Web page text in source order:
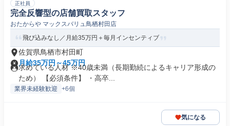
正社員
完全反響型の店舗買取スタッフ
おたからや マックスバリュ鳥栖村田店
飛び込みなし／月給35万円＋毎月インセンティブ
佐賀県鳥栖市村田町
月給35万円～45万円
求めている人材 ※40歳未満（長期勤続によるキャリア形成の
ため） 【必須条件】 ・高卒...
業界未経験歓迎 +6個
気になる